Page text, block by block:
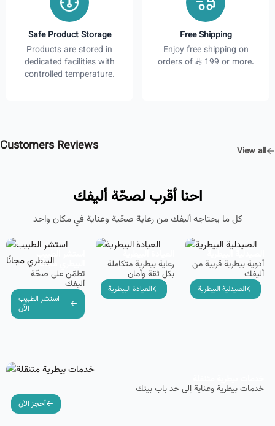
Safe Product Storage
Products are stored in
dedicated facilities with
controlled temperature.
Free Shipping
Enjoy free shipping on
orders of
199 or more.
Customers Reviews View all
احنا أقرب لصحّة أليفك
كل ما يحتاجه أليفك من رعاية صحّية وعناية في مكان واحد
استشر الطبيب
البيطري مجانًا
تطمّن على صحّة
أليفك
استشر الطبيب
الآن
رعاية بيطرية متكاملة
بكل ثقة وأمان
العيادة البيطرية
أدوية بيطرية قريبة من
أليفك
الصيدلية البيطرية
خدمات بيطرية وعناية إلى حد باب بيتك
أحجز الآن